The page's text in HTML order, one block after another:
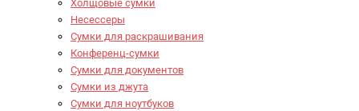
Холщовые сумки
Несессеры
Сумки для раскрашивания
Конференц-сумки
Сумки для документов
Сумки из джута
Сумки для ноутбуков